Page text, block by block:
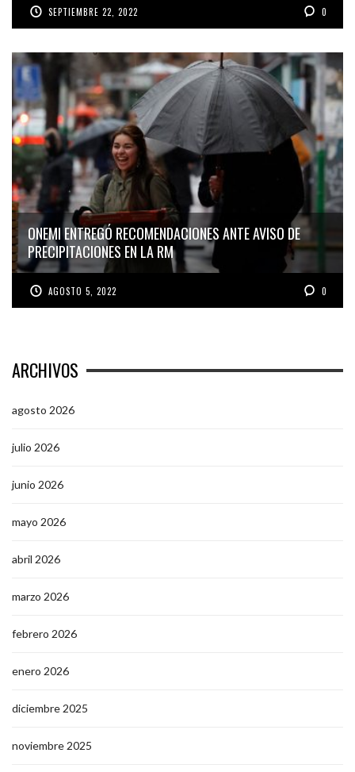
SEPTIEMBRE 22, 2022 0
ONEMI ENTREGÓ RECOMENDACIONES ANTE AVISO DE
PRECIPITACIONES EN LA RM
AGOSTO 5, 2022 0
ARCHIVOS
agosto 2026
julio 2026
junio 2026
mayo 2026
abril 2026
marzo 2026
febrero 2026
enero 2026
diciembre 2025
noviembre 2025